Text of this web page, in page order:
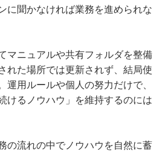
に聞かなければ業務を進められな
マニュアルや共有フォルダを整備
れた場所では更新されず、結局使
運用ルールや個人の努力だけで、
けるノウハウ」を維持するのには
の流れの中でノウハウを自然に蓄